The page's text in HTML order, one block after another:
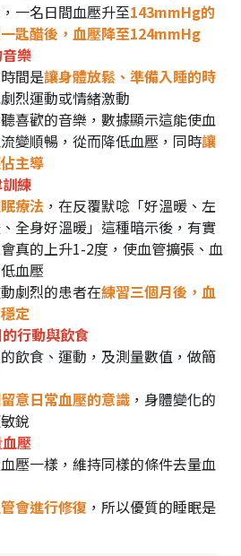
一名日間血壓升至143mmHg的
匙醋後，血壓降至124mmHg
樂
間是讓身體放鬆、準備入睡的時
烈運動或情緒激動
喜歡的音樂，數據顯示這能使血
變順暢，從而降低血壓，同時讓
主導
練
療法 ，在反覆默唸「好溫暖、左
全身好溫暖」這種暗示後，有實
真的上升1-2度，使血管擴張、血
血壓
劇烈的患者在練習三個月後，血
定
行動與飲食
飲食、運動，及測量數值，做簡
意日常血壓的意識 ，身體變化的
銳
壓
壓一樣，維持同樣的條件去量血
會進行修復 ，所以優質的睡眠是